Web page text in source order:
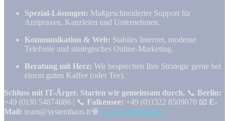
Spezial-Lösungen: Maßgeschneiderter Support für
Arztpraxen, Kanzleien und Unternehmen.
Kommunikation & Web: Stabiles Internet, moderne
Telefonie und strategisches Online-Marketing.
Beratung mit Herz: Wir besprechen Ihre Strategie gerne bei
einem guten Kaffee (oder Tee).
Schluss mit IT-Ärger. Starten wir gemeinsam durch. 📞 Berlin:
+49 (0)30 54874086 | 📞 Falkensee: +49 (0)3322 8509070 📧 E-
Mail: team@systemhaus.it 🌐www.systemhaus.it